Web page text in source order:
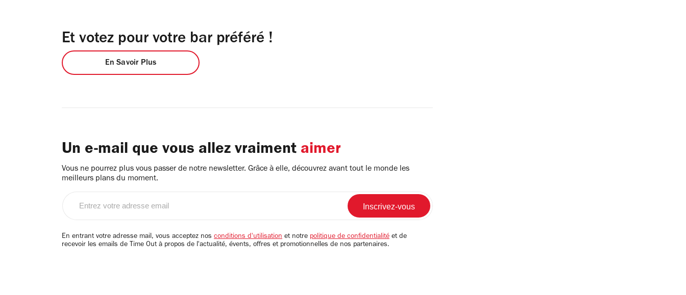
Et votez pour votre bar préféré !
En Savoir Plus
Un e-mail que vous allez vraiment aimer
Vous ne pourrez plus vous passer de notre newsletter. Grâce à elle, découvrez avant tout le monde les
meilleurs plans du moment.
email
En entrant votre adresse mail, vous acceptez nos conditions d'utilisation et notre politique de confidentialité et de
recevoir les emails de Time Out à propos de l'actualité, évents, offres et promotionnelles de nos partenaires.